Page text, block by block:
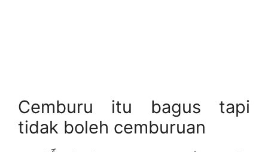
Cemburu itu bagus tapi
tidak boleh cemburuan